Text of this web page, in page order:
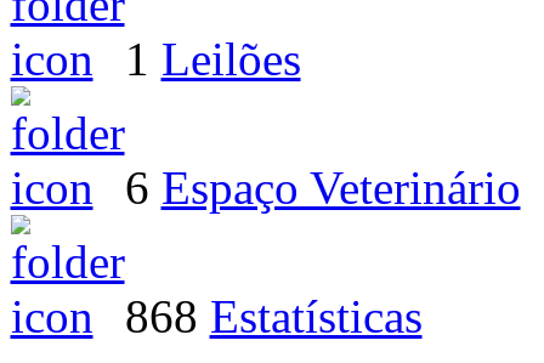
1 Leilões
6 Espaço Veterinário
868 Estatísticas